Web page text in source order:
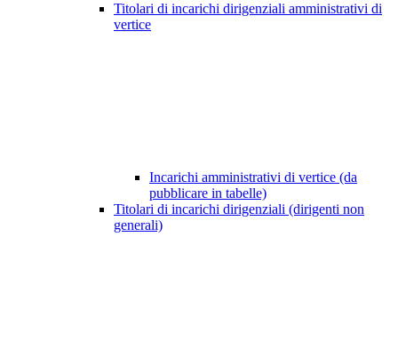
Titolari di incarichi dirigenziali amministrativi di
vertice
Incarichi amministrativi di vertice (da
pubblicare in tabelle)
Titolari di incarichi dirigenziali (dirigenti non
generali)